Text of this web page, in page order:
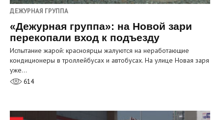
ДЕЖУРНАЯ ГРУППА
«Дежурная группа»: на Новой зари
перекопали вход к подъезду
Испытание жарой: красноярцы жалуются на неработающие
кондиционеры в троллейбусах и автобусах. На улице Новая заря
уже…
614